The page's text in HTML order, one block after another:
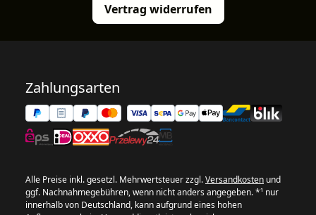
Vertrag widerrufen
Zahlungsarten
Alle Preise inkl. gesetzl. Mehrwertsteuer zzgl.Versandkosten und
ggf. Nachnahmegebühren, wenn nicht anders angegeben. *¹ nur
innerhalb von Deutschland, kann aufgrund eines hohen